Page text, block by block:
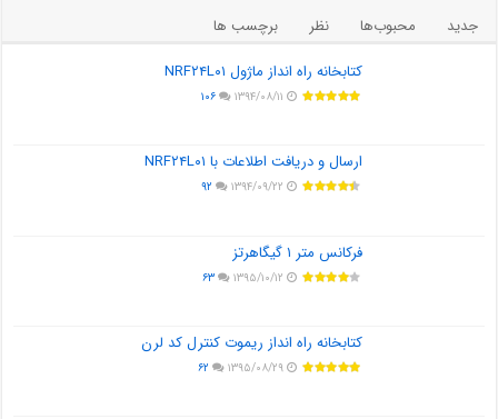
جدید محبوب‌ها نظر
برچسب ها
کتابخانه راه انداز ماژول NRF۲۴L۰۱
۱۳۹۴/۰۸/۱۱ ۱۰۶
ارسال و دریافت اطلاعات با NRF۲۴L۰۱
۱۳۹۴/۰۹/۲۲ ۹۲
فرکانس متر ۱ گیگاهرتز
۱۳۹۵/۱۰/۱۲ ۶۳
کتابخانه راه انداز ریموت کنترل کد لرن
۱۳۹۵/۰۸/۲۹ ۶۲